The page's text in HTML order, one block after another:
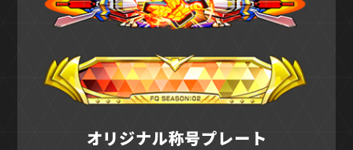
オリジナル称号プレート